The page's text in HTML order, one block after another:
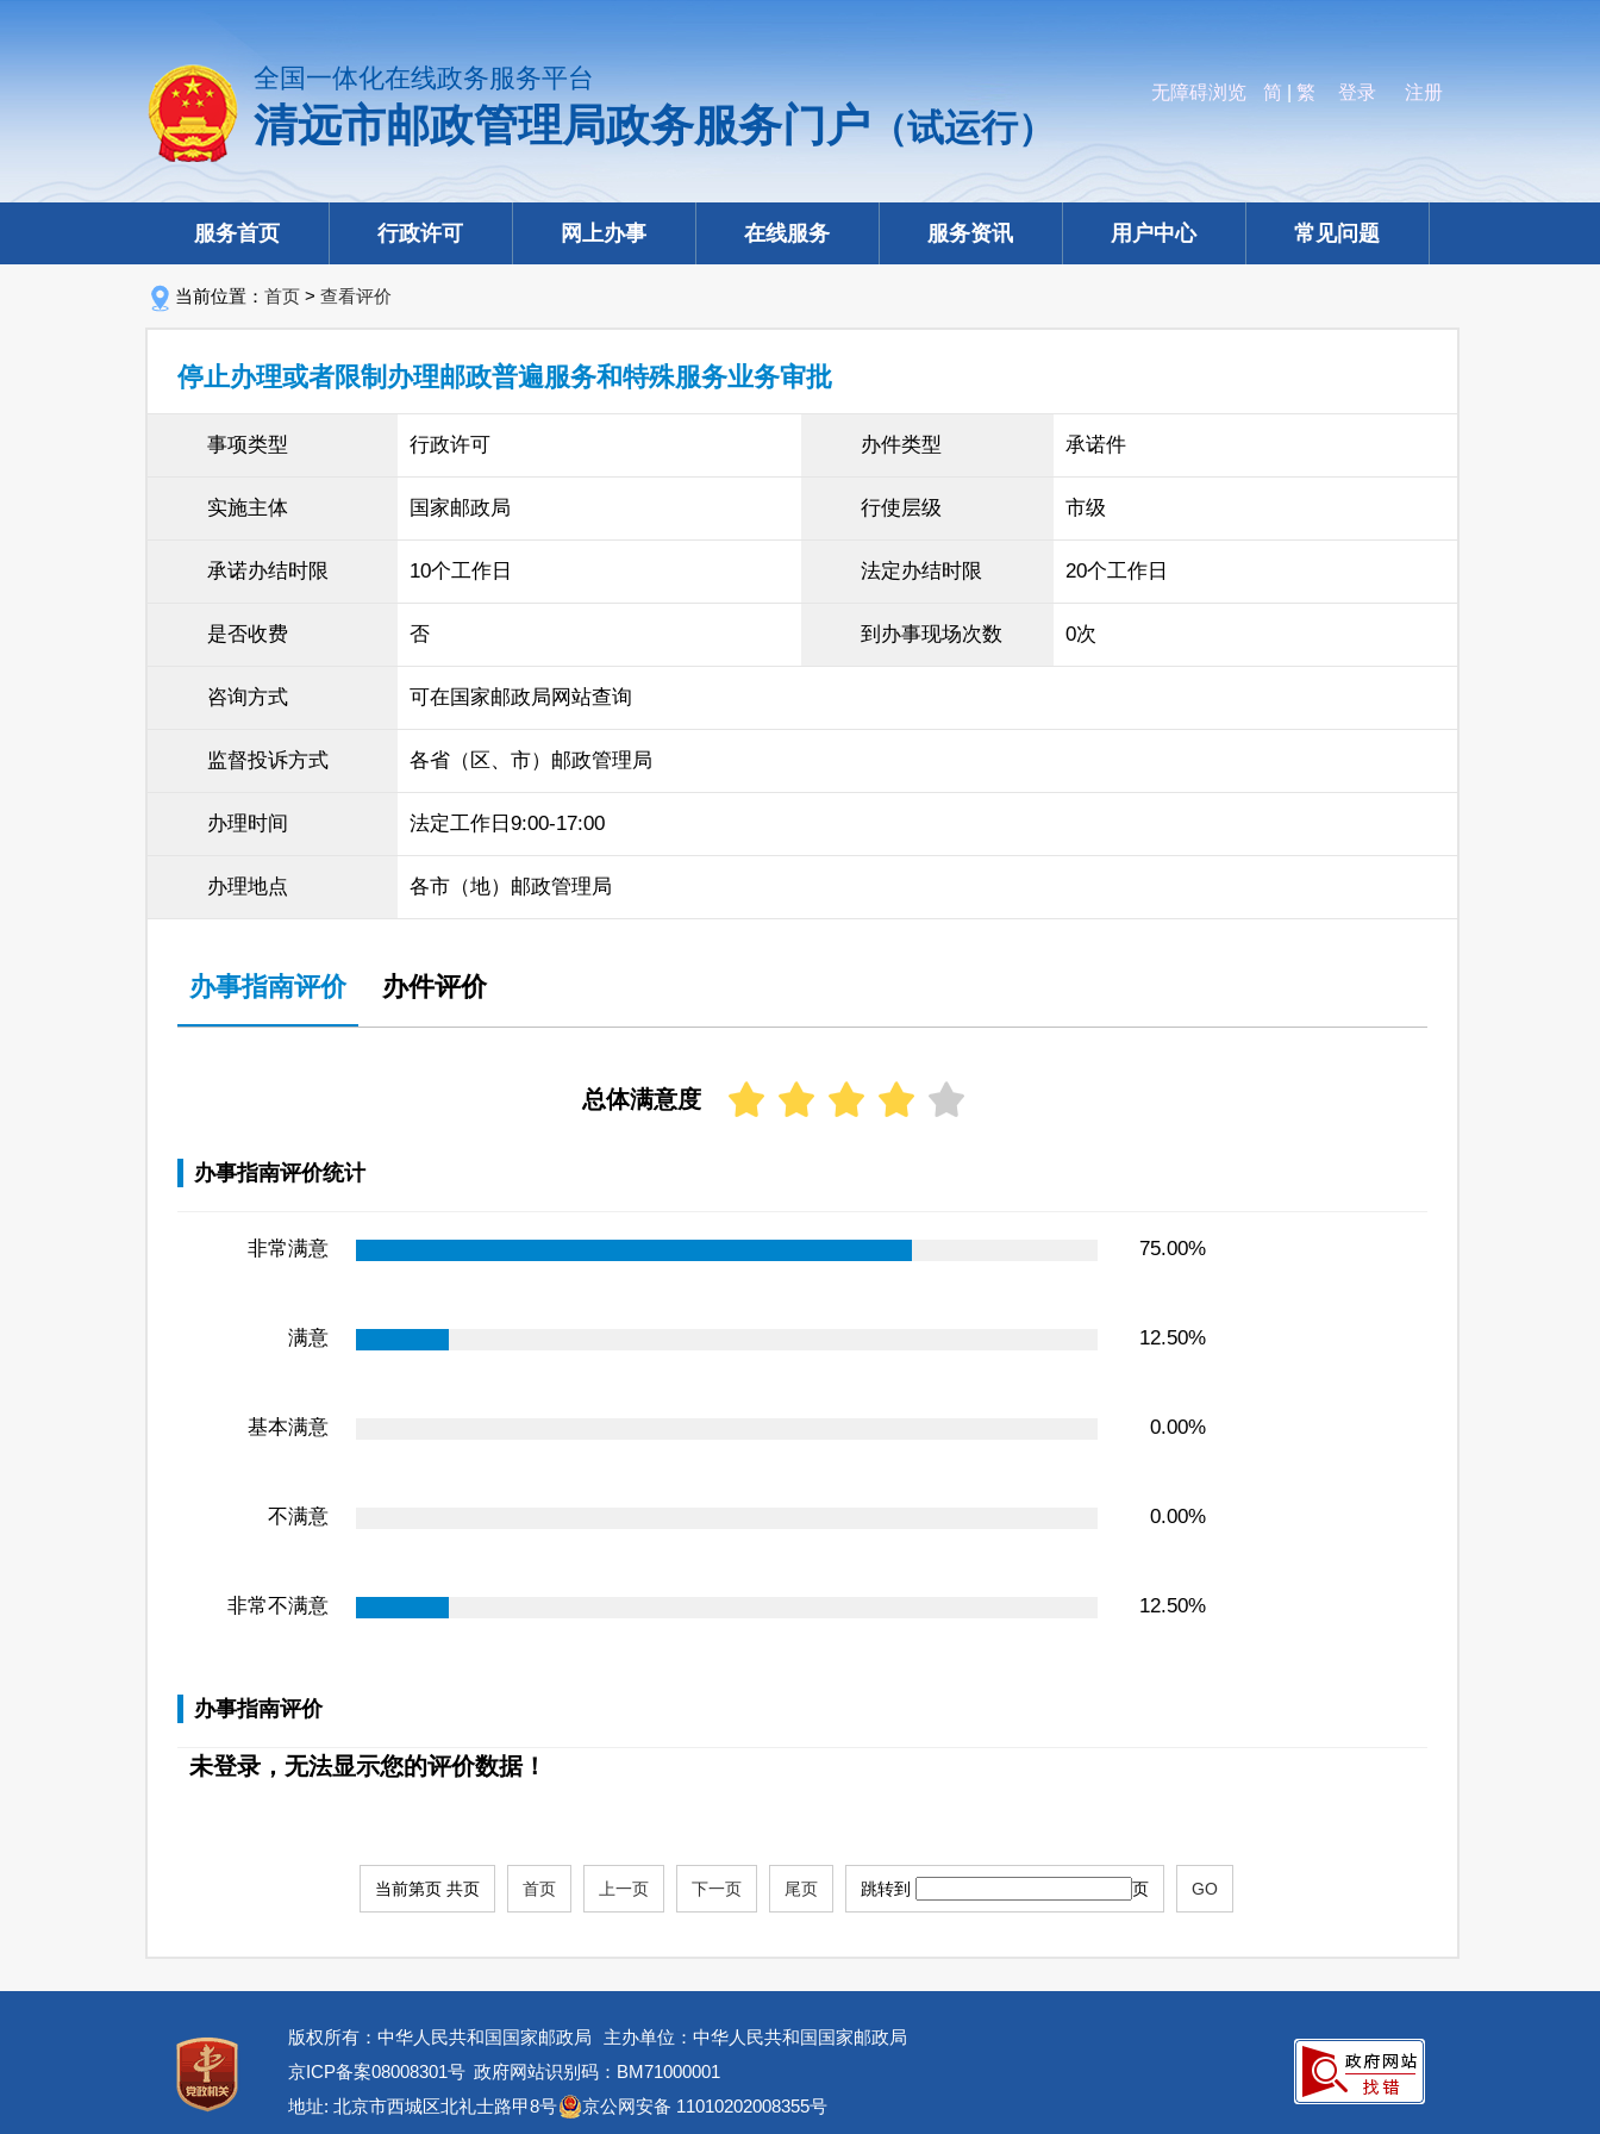
全国一体化在线政务服务平台
清远市邮政管理局政务服务门户（试运行）
无障碍浏览 简 繁 登录 注册
服务首页 行政许可 网上办事 在线服务 服务资讯 用户中心 常见问题
当前位置： 首页 > 查看评价
停止办理或者限制办理邮政普遍服务和特殊服务业务审批
事项类型 行政许可 办件类型 承诺件
实施主体 国家邮政局 行使层级 市级
承诺办结时限 10个工作日 法定办结时限 20个工作日
是否收费 否 到办事现场次数 0次
咨询方式 可在国家邮政局网站查询
监督投诉方式 各省（区、市）邮政管理局
办理时间 法定工作日9:00-17:00
办理地点 各市（地）邮政管理局
办事指南评价 办件评价
总体满意度
办事指南评价统计
非常满意 75.00%
满意 12.50%
基本满意 0.00%
不满意 0.00%
非常不满意 12.50%
办事指南评价
未登录，无法显示您的评价数据！
当前第页 共页 首页 上一页 下一页 尾页 跳转到 页 GO
版权所有：中华人民共和国国家邮政局
主办单位：中华人民共和国国家邮政局
京ICP备案08008301号 政府网站识别码：BM71000001
地址: 北京市西城区北礼士路甲8号
京公网安备 11010202008355号